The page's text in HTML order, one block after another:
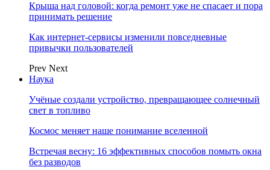
Крыша над головой: когда ремонт уже не спасает и пора
принимать решение
Как интернет-сервисы изменили повседневные
привычки пользователей
Prev Next
Наука
Учёные создали устройство, превращающее солнечный
свет в топливо
Космос меняет наше понимание вселенной
Встречая весну: 16 эффективных способов помыть окна
без разводов